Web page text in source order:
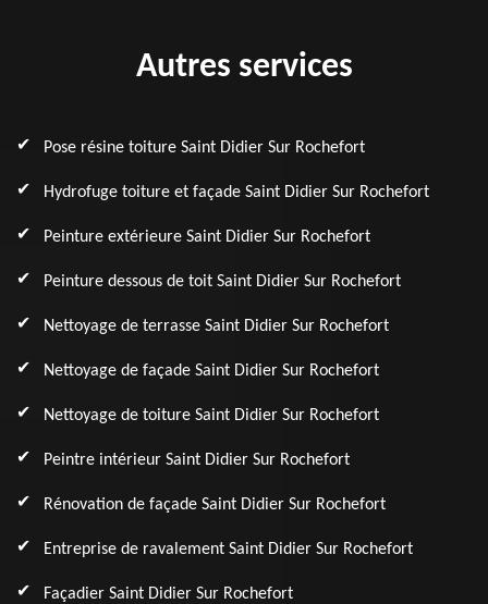
Autres services
Pose résine toiture Saint Didier Sur Rochefort
Hydrofuge toiture et façade Saint Didier Sur Rochefort
Peinture extérieure Saint Didier Sur Rochefort
Peinture dessous de toit Saint Didier Sur Rochefort
Nettoyage de terrasse Saint Didier Sur Rochefort
Nettoyage de façade Saint Didier Sur Rochefort
Nettoyage de toiture Saint Didier Sur Rochefort
Peintre intérieur Saint Didier Sur Rochefort
Rénovation de façade Saint Didier Sur Rochefort
Entreprise de ravalement Saint Didier Sur Rochefort
Façadier Saint Didier Sur Rochefort